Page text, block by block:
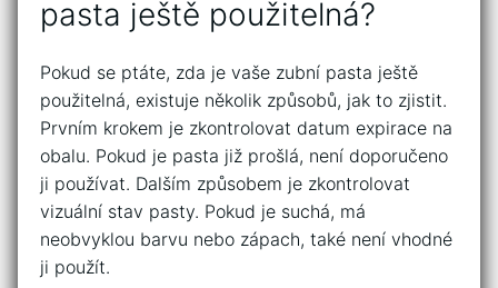
pasta ještě⁢ použitelná?
Pokud se ptáte, zda je vaše zubní pasta⁢ ještě
použitelná, existuje‍ několik způsobů, jak to zjistit.
Prvním krokem ⁣je zkontrolovat datum‍ expirace⁢ na
obalu.⁢ Pokud je pasta již prošlá, není doporučeno
ji používat. Dalším⁤ způsobem je zkontrolovat
vizuální​ stav ‍pasty. Pokud je suchá, má
neobvyklou barvu nebo zápach, ⁣také není vhodné
ji⁣ použít.